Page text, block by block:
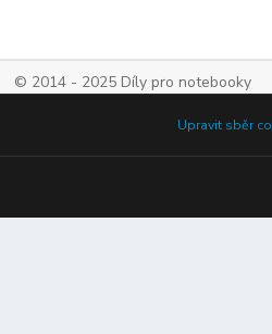
© 2014 - 2025 Díly pro notebooky
Upravit sběr